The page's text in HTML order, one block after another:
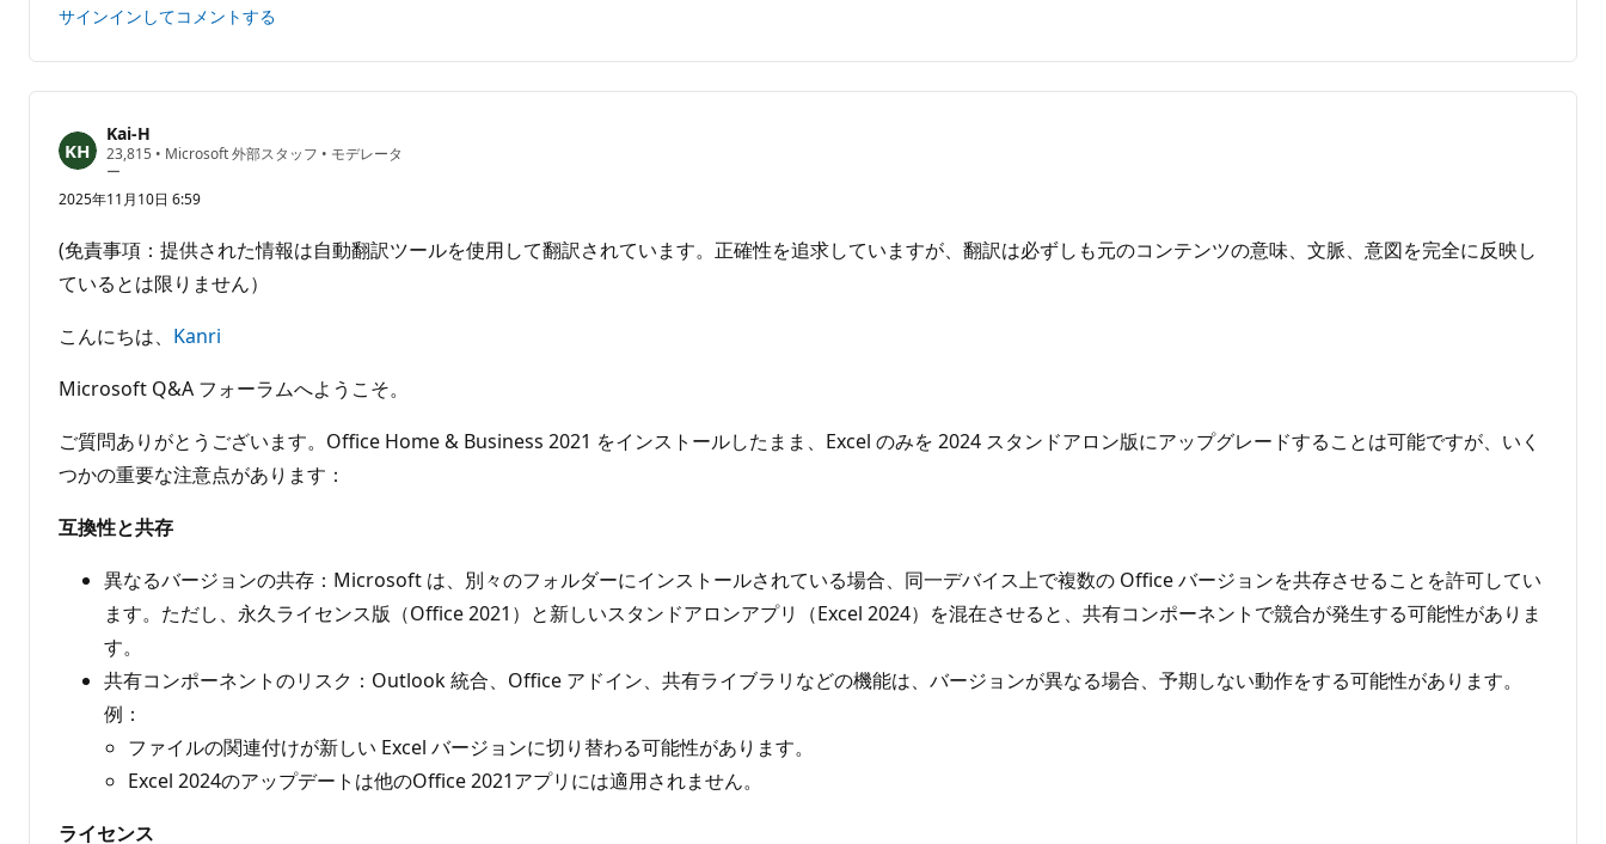
ト
あ
せ
ん
ト
サインインしてコメントする
Kai-H
23,815 評
の
ポ
ン
ト
• Microsoft 外部スタッフ • モデレータ
ー
2025年11月10日 6:59
(免責事項：提供された情報は自動翻訳ツールを使用して翻訳されています。正確性を追求していますが、翻訳は必ずしも元のコンテンツの意味、文脈、意図を完全に反映し
ているとは限りません）
こんにちは、 Kanri
Microsoft Q&A フォーラムへようこそ。
ご質問ありがとうございます。Office Home & Business 2021 をインストールしたまま、Excel のみを 2024 スタンドアロン版にアップグレードすることは可能ですが、いく
つかの重要な注意点があります：
互換性と共存
異なるバージョンの共存：Microsoft は、別々のフォルダーにインストールされている場合、同一デバイス上で複数の Office バージョンを共存させることを許可してい
ます。ただし、永久ライセンス版（Office 2021）と新しいスタンドアロンアプリ（Excel 2024）を混在させると、共有コンポーネントで競合が発生する可能性がありま
す。
共有コンポーネントのリスク：Outlook 統合、Office アドイン、共有ライブラリなどの機能は、バージョンが異なる場合、予期しない動作をする可能性があります。
例：
ファイルの関連付けが新しい Excel バージョンに切り替わる可能性があります。
Excel 2024のアップデートは他のOffice 2021アプリには適用されません。
ライセンス